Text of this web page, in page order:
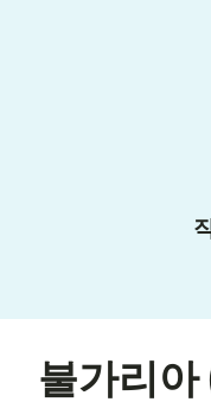
불가리아